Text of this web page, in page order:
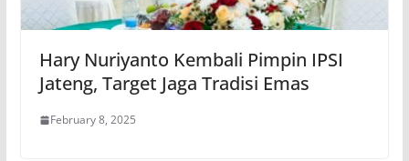
Hary Nuriyanto Kembali Pimpin IPSI
Jateng, Target Jaga Tradisi Emas
February 8, 2025